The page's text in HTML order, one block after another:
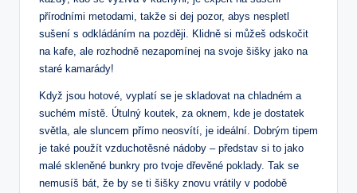
přírodními metodami, takže si dej pozor, abys nespletl
sušení s odkládáním na později. Klidně si můžeš odskočit
na kafe, ale rozhodně nezapomínej na svoje šišky jako na
staré kamarády!
Když jsou hotové, vyplatí se je skladovat na chladném a
suchém místě. Útulný koutek, za oknem, kde je dostatek
světla, ale sluncem přímo neosvítí, je ideální. Dobrým tipem
je také použít vzduchotěsné nádoby – představ si to jako
malé skleněné bunkry pro tvoje dřevěné poklady. Tak se
nemusíš bát, že by se ti šišky znovu vrátily v podobě